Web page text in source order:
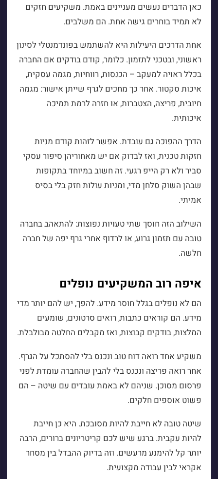
כאן הדברים נעשים מעניינים באמת. משקיעים חזקים
לא תמיד בוחרים גישה אחת. הם משלבים.
אחת הדרכים היעילות היא להשתמש בפונדמנטלי לסינון
ראשוני, ובטכני לתזמון. כלומר, קודם בודקים אם החברה
בכלל ראויה למעקב – הכנסות, רווחיות, מגמה עסקית,
איכות סקטור. אחר כך מחכים לגרף שייתן אישור: מגמה
חיובית, פריצה, הצטברות, או חזרה לרמת תמיכה
איכותית.
הדרך ההפוכה גם עובדת. אפשר לזהות קודם מניות
חזקות טכנית, ואז לבדוק אם יש מאחוריהן סיפור עסקי
סביר ולא רק הייפ רגעי. זה חשוב במיוחד בתקופות
שבהן השוק סלחן מדי, ומניות עולות חזק בלי בסיס
אמיתי.
השילוב הזה חוסך שתי טעויות נפוצות: להתאהב בחברה
טובה עם תזמון גרוע, או לרדוף אחרי גרף יפה של חברה
חלשה.
איפה רוב המשקיעים נופלים
הם לא נופלים בגלל חוסר מידע. להפך, יש להם יותר מדי
מידע. הם קוראים כתבות, רואים סרטונים, שומעים
המלצות, בודקים קבוצות, ואז מקבלים החלטה מבולבלת.
משקיע אחד רואה דוח טוב ונכנס בלי להסתכל על הגרף.
אחר רואה פריצה ונכנס בלי להבין שהחברה עומדת לפני
פרסום מסוכן. שניהם לא באמת עובדים עם שיטה – הם
פשוט אוספים חלקים.
שיטה טובה לא חייבת להיות מסובכת. היא כן חייבת
להיות עקבית. ברגע שיש לכם קריטריונים ברורים, הרבה
יותר קל להימנע מרעשים. וזה בדיוק ההבדל בין מסחר
אקראי לבין עבודה מקצועית.